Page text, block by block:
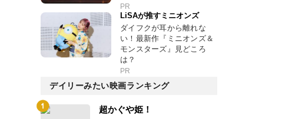
PR
LiSAが推すミニオンズ
ダイフクが耳から離れな
い！最新作『ミニオンズ＆
モンスターズ』見どころ
は？
PR
デイリーみたい映画ランキング
超かぐや姫！